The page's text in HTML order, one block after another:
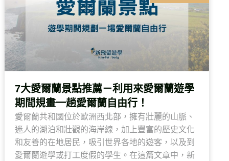
7大愛爾蘭景點推薦－利用來愛爾蘭遊學
期間規畫一趟愛爾蘭自由行！
愛爾蘭共和國位於歐洲西北部，擁有壯麗的山脈、
迷人的湖泊和壯觀的海岸線，加上豐富的歷史文化
和友善的在地居民，吸引世界各地的遊客，以及到
愛爾蘭遊學或打工度假的學生。在這篇文章中，新